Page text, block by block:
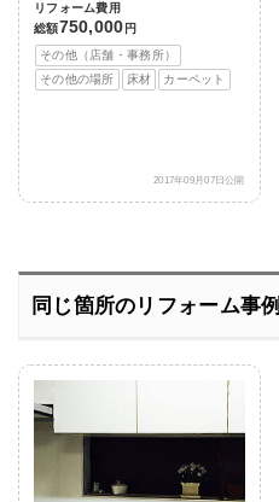
リフォーム費用
総額750,000 円
その他（店舗・事務所）
その他の場所
床材 カーペット
2017年09月07日公開
同じ箇所のリフォーム事例